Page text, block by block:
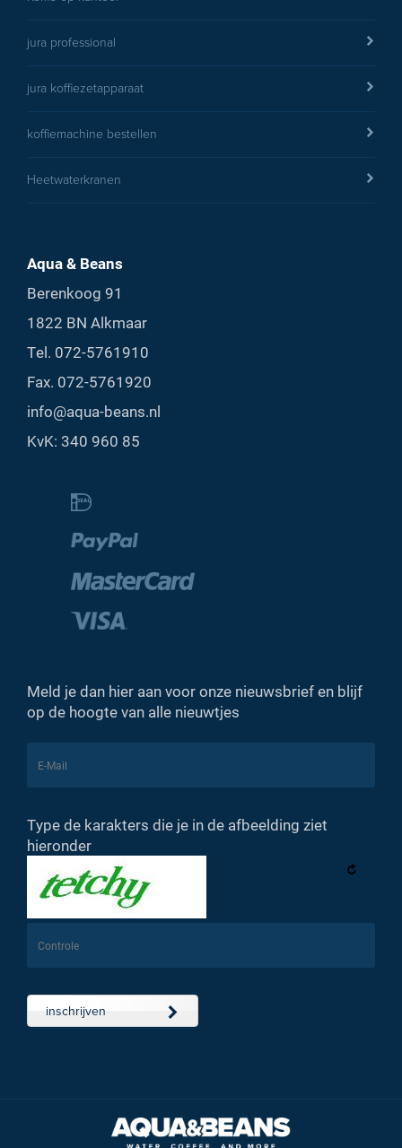
jura professional
jura koffiezetapparaat
koffiemachine bestellen
Heetwaterkranen
Aqua & Beans
Berenkoog 91
1822 BN Alkmaar
Tel. 072-5761910
Fax. 072-5761920
info@aqua-beans.nl
KvK: 340 960 85
Meld je dan hier aan voor onze nieuwsbrief en blijf
op de hoogte van alle nieuwtjes
Type de karakters die je in de afbeelding ziet
hieronder
inschrijven